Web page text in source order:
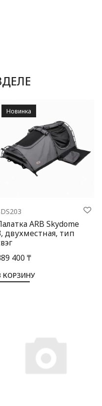
ARB Skydome
двухместная, тип
400 ₸
КОРЗИНУ
Новинка